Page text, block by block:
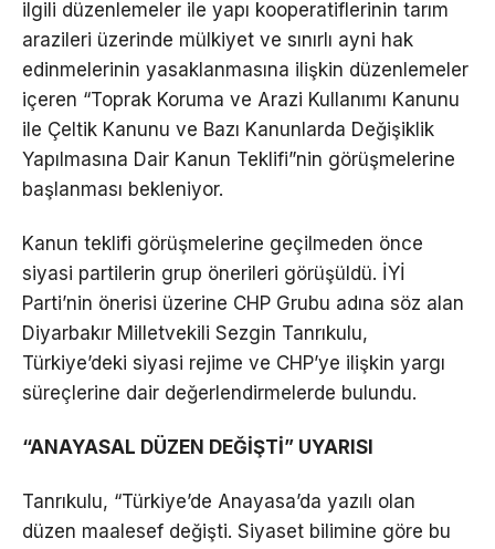
ilgili düzenlemeler ile yapı kooperatiflerinin tarım
arazileri üzerinde mülkiyet ve sınırlı ayni hak
edinmelerinin yasaklanmasına ilişkin düzenlemeler
içeren “Toprak Koruma ve Arazi Kullanımı Kanunu
ile Çeltik Kanunu ve Bazı Kanunlarda Değişiklik
Yapılmasına Dair Kanun Teklifi”nin görüşmelerine
başlanması bekleniyor.
Kanun teklifi görüşmelerine geçilmeden önce
siyasi partilerin grup önerileri görüşüldü. İYİ
Parti’nin önerisi üzerine CHP Grubu adına söz alan
Diyarbakır Milletvekili Sezgin Tanrıkulu,
Türkiye’deki siyasi rejime ve CHP’ye ilişkin yargı
süreçlerine dair değerlendirmelerde bulundu.
“ANAYASAL DÜZEN DEĞİŞTİ” UYARISI
Tanrıkulu, “Türkiye’de Anayasa’da yazılı olan
düzen maalesef değişti. Siyaset bilimine göre bu